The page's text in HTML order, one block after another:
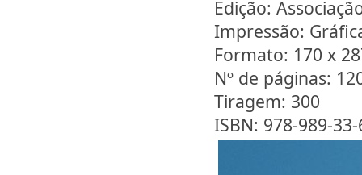
Edição:
Impressão:
Formato: 170 x
Nº de páginas:
Tiragem: 300
ISBN: 978-989-